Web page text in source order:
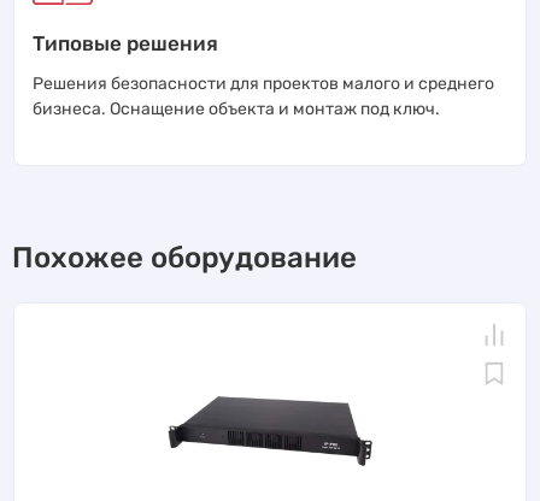
Типовые решения
Решения безопасности для проектов малого и среднего
бизнеса. Оснащение объекта и монтаж под ключ.
Похожее оборудование